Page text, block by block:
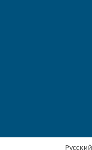
Русский